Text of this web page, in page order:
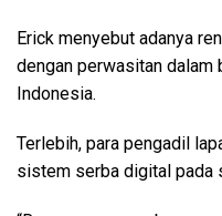
Erick menyebut adanya
dengan perwasitan
Indonesia.
Terlebih, para pengadil
sistem serba digital pada